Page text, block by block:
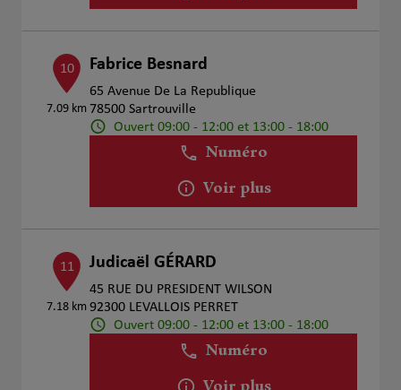
10
7.09 km
Fabrice Besnard
65 Avenue De La Republique
78500 Sartrouville
Ouvert 09:00 - 12:00 et 13:00 - 18:00
Numéro
Voir plus
11
7.18 km
Judicaël GÉRARD
45 RUE DU PRESIDENT WILSON
92300 LEVALLOIS PERRET
Ouvert 09:00 - 12:00 et 13:00 - 18:00
Numéro